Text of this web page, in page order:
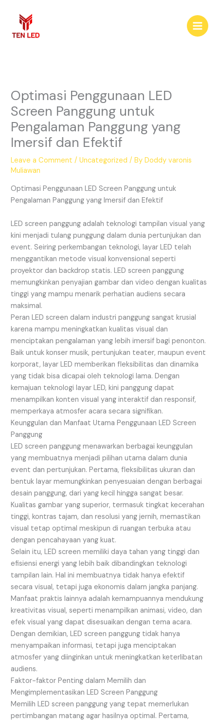
content
Optimasi Penggunaan LED
Screen Panggung untuk
Pengalaman Panggung yang
Imersif dan Efektif
Leave a Comment /Uncategorized / ByDoddy varonis
Muliawan
Optimasi Penggunaan LED Screen Panggung untuk
Pengalaman Panggung yang Imersif dan Efektif
LED screen panggung adalah teknologi tampilan visual yang
kini menjadi tulang punggung dalam dunia pertunjukan dan
event. Seiring perkembangan teknologi, layar LED telah
menggantikan metode visual konvensional seperti
proyektor dan backdrop statis. LED screen panggung
memungkinkan penyajian gambar dan video dengan kualitas
tinggi yang mampu menarik perhatian audiens secara
maksimal.
Peran LED screen dalam industri panggung sangat krusial
karena mampu meningkatkan kualitas visual dan
menciptakan pengalaman yang lebih imersif bagi penonton.
Baik untuk konser musik, pertunjukan teater, maupun event
korporat, layar LED memberikan fleksibilitas dan dinamika
yang tidak bisa dicapai oleh teknologi lama. Dengan
kemajuan teknologi layar LED, kini panggung dapat
menampilkan konten visual yang interaktif dan responsif,
memperkaya atmosfer acara secara signifikan.
Keunggulan dan Manfaat Utama Penggunaan LED Screen
Panggung
LED screen panggung menawarkan berbagai keunggulan
yang membuatnya menjadi pilihan utama dalam dunia
event dan pertunjukan. Pertama, fleksibilitas ukuran dan
bentuk layar memungkinkan penyesuaian dengan berbagai
desain panggung, dari yang kecil hingga sangat besar.
Kualitas gambar yang superior, termasuk tingkat kecerahan
tinggi, kontras tajam, dan resolusi yang jernih, memastikan
visual tetap optimal meskipun di ruangan terbuka atau
dengan pencahayaan yang kuat.
Selain itu, LED screen memiliki daya tahan yang tinggi dan
efisiensi energi yang lebih baik dibandingkan teknologi
tampilan lain. Hal ini membuatnya tidak hanya efektif
secara visual, tetapi juga ekonomis dalam jangka panjang.
Manfaat praktis lainnya adalah kemampuannya mendukung
kreativitas visual, seperti menampilkan animasi, video, dan
efek visual yang dapat disesuaikan dengan tema acara.
Dengan demikian, LED screen panggung tidak hanya
menyampaikan informasi, tetapi juga menciptakan
atmosfer yang diinginkan untuk meningkatkan keterlibatan
audiens.
Faktor-faktor Penting dalam Memilih dan
Mengimplementasikan LED Screen Panggung
Memilih LED screen panggung yang tepat memerlukan
pertimbangan matang agar hasilnya optimal. Pertama,